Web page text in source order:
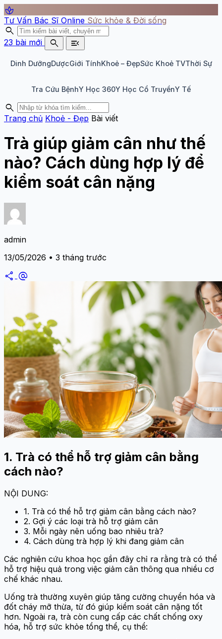
spa
Tư Vấn Bác Sĩ Online Sức khỏe & Đời sống
search
23 bài mới search menu_open
Dinh DưỡngDượcGiới TínhKhoẻ – ĐẹpSức Khoẻ TVThời Sự
Tra Cứu BệnhY Học 360Y Học Cổ TruyềnY Tế
search
Trang chủ Khoẻ - Đẹp Bài viết
Trà giúp giảm cân như thế
nào? Cách dùng hợp lý để
kiểm soát cân nặng
admin
13/05/2026 • 3 tháng trước
share alternate_email
1. Trà có thể hỗ trợ giảm cân bằng
cách nào?
NỘI DUNG:
1. Trà có thể hỗ trợ giảm cân bằng cách nào?
2. Gợi ý các loại trà hỗ trợ giảm cân
3. Mỗi ngày nên uống bao nhiêu trà?
4. Cách dùng trà hợp lý khi đang giảm cân
Các nghiên cứu khoa học gần đây chỉ ra rằng trà có thể
hỗ trợ hiệu quả trong việc giảm cân thông qua nhiều cơ
chế khác nhau.
Uống trà thường xuyên giúp tăng cường chuyển hóa và
đốt cháy mỡ thừa, từ đó giúp kiểm soát cân nặng tốt
hơn. Ngoài ra, trà còn cung cấp các chất chống oxy
hóa, hỗ trợ sức khỏe tổng thể, cụ thể: